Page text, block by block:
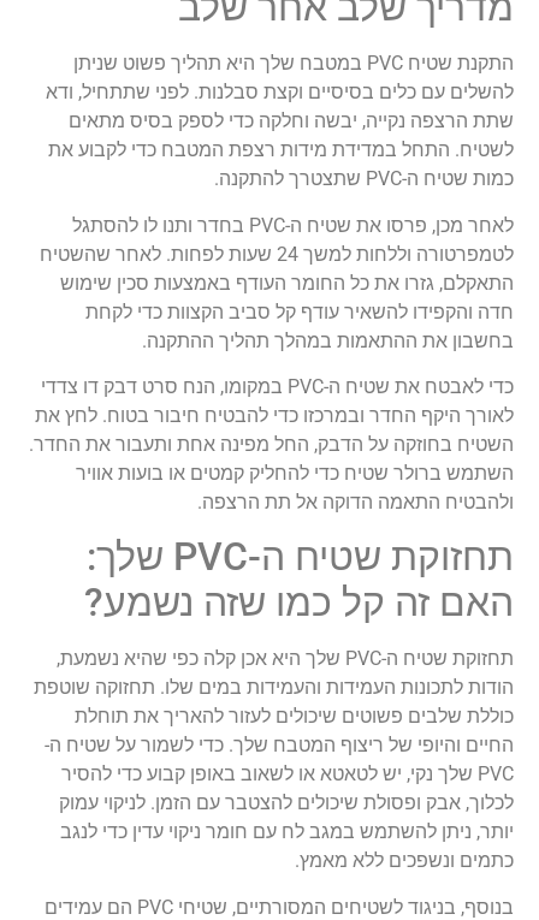
התקנת שטיח PVC במטבח שלך היא תהליך פשוט שניתן
להשלים עם כלים בסיסיים וקצת סבלנות. לפני שתתחיל, ודא
שתת הרצפה נקייה, יבשה וחלקה כדי לספק בסיס מתאים
לשטיח. התחל במדידת מידות רצפת המטבח כדי לקבוע את
כמות שטיח ה-PVC שתצטרך להתקנה.
לאחר מכן, פרסו את שטיח ה-PVC בחדר ותנו לו להסתגל
לטמפרטורה וללחות למשך 24 שעות לפחות. לאחר שהשטיח
התאקלם, גזרו את כל החומר העודף באמצעות סכין שימוש
חדה והקפידו להשאיר עודף קל סביב הקצוות כדי לקחת
בחשבון את ההתאמות במהלך תהליך ההתקנה.
כדי לאבטח את שטיח ה-PVC במקומו, הנח סרט דבק דו צדדי
לאורך היקף החדר ובמרכזו כדי להבטיח חיבור בטוח. לחץ את
השטיח בחוזקה על הדבק, החל מפינה אחת ותעבור את החדר.
השתמש ברולר שטיח כדי להחליק קמטים או בועות אוויר
ולהבטיח התאמה הדוקה אל תת הרצפה.
תחזוקת שטיח ה-PVC שלך:
האם זה קל כמו שזה נשמע?
תחזוקת שטיח ה-PVC שלך היא אכן קלה כפי שהיא נשמעת,
הודות לתכונות העמידות והעמידות במים שלו. תחזוקה שוטפת
כוללת שלבים פשוטים שיכולים לעזור להאריך את תוחלת
החיים והיופי של ריצוף המטבח שלך. כדי לשמור על שטיח ה-
PVC שלך נקי, יש לטאטא או לשאוב באופן קבוע כדי להסיר
לכלוך, אבק ופסולת שיכולים להצטבר עם הזמן. לניקוי עמוק
יותר, ניתן להשתמש במגב לח עם חומר ניקוי עדין כדי לנגב
כתמים ונשפכים ללא מאמץ.
בנוסף, בניגוד לשטיחים המסורתיים, שטיחי PVC הם עמידים